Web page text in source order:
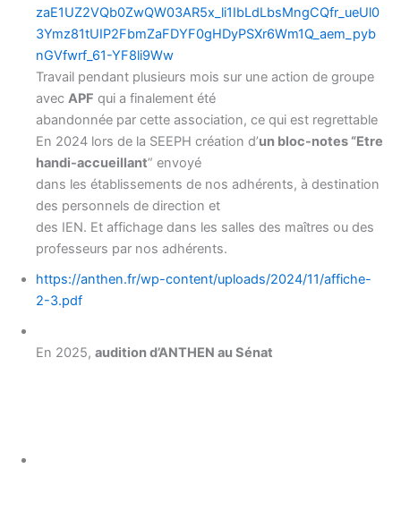
zaE1UZ2VQb0ZwQW03AR5x_li1IbLdLbsMngCQfr_ueUl0
3Ymz81tUIP2FbmZaFDYF0gHDyPSXr6Wm1Q_aem_pyb
nGVfwrf_61-YF8li9Ww
Travail pendant plusieurs mois sur une action de groupe
avec APF qui a finalement été
abandonnée par cette association, ce qui est regrettable
En 2024 lors de la SEEPH création d’un bloc-notes “Etre
handi-accueillant” envoyé
dans les établissements de nos adhérents, à destination
des personnels de direction et
des IEN. Et affichage dans les salles des maîtres ou des
professeurs par nos adhérents.
https://anthen.fr/wp-content/uploads/2024/11/affiche-
2-3.pdf
En 2025, audition d’ANTHEN au Sénat